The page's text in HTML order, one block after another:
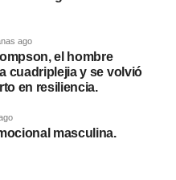
ago
el hombre
cuadriplejia y se volvió
en resiliencia.
masculina.